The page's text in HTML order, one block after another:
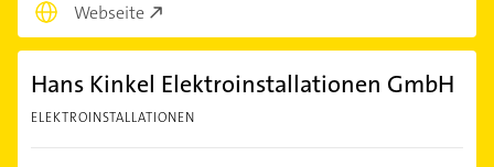
Webseite
Hans Kinkel Elektroinstallationen GmbH
ELEKTROINSTALLATIONEN